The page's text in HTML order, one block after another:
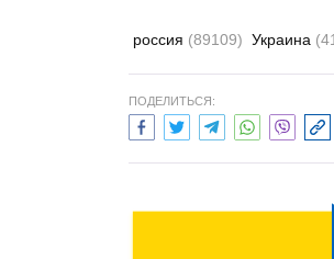
россия (89109) Украина
ПОДЕЛИТЬСЯ: